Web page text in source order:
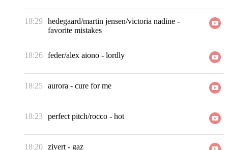
18:29 hedegaard/martin jensen/victoria nadine -
favorite mistakes
18:26 feder/alex aiono - lordly
18:25 aurora - cure for me
18:23 perfect pitch/rocco - hot
18:20 zivert - gaz